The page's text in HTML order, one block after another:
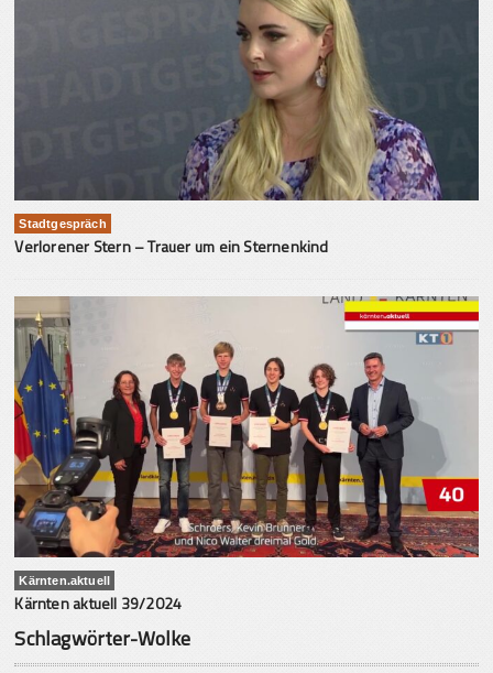
Stadtgespräch
Verlorener Stern – Trauer um ein Sternenkind
Kärnten.aktuell
Kärnten aktuell 39/2024
Schlagwörter-Wolke